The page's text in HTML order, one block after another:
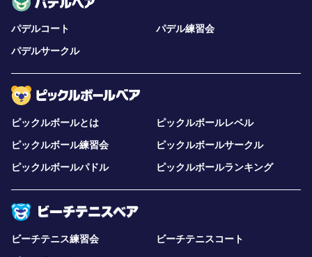
パデルコート
パデル練習会
パデルサークル
ピックルボールとは
ピックルボールレベル
ピックルボール練習会
ピックルボールサークル
ピックルボールパドル
ピックルボールランキング
ビーチテニス練習会
ビーチテニスコート